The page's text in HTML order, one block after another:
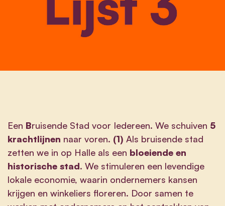
Een Bruisende Stad voor Iedereen. We schuiven 5
krachtlijnen naar voren. (1) Als bruisende stad
zetten we in op Halle als een bloeiende en
historische stad. We stimuleren een levendige
lokale economie, waarin ondernemers kansen
krijgen en winkeliers floreren. Door samen te